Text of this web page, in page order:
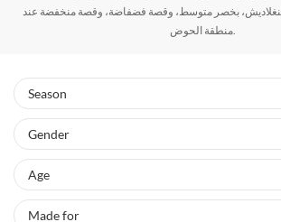
بخصر متوسط، وقصة فضفاضة، وقصة منخفضة عند
منطقة الحوض.